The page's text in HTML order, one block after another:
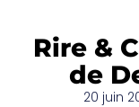
Rire &
de
20 juin